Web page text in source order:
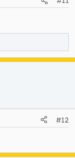
#12